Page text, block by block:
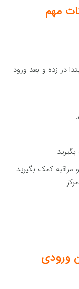
مهم
در زده و بعد ورود
کمک بگیرید
ورودی